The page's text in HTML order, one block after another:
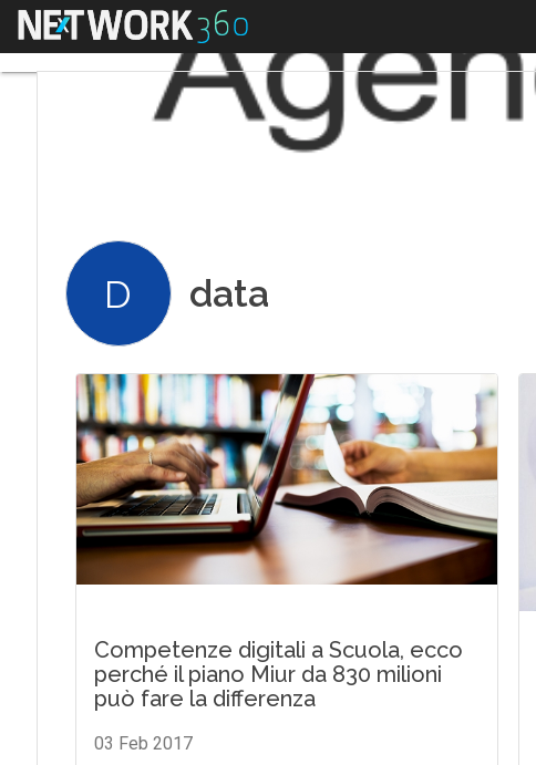
Menu
D data
Competenze digitali a Scuola, ecco
perché il piano Miur da 830 milioni
può fare la differenza
03 Feb 2017